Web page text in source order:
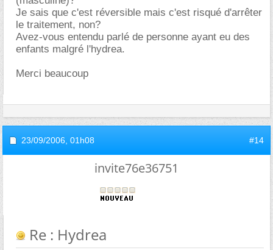
Je sais que c'est réversible mais c'est risqué d'arrêter
le traitement, non?
Avez-vous entendu parlé de personne ayant eu des
enfants malgré l'hydrea.
Merci beaucoup
23/09/2006, 01h08 #14
invite76e36751
Re : Hydrea